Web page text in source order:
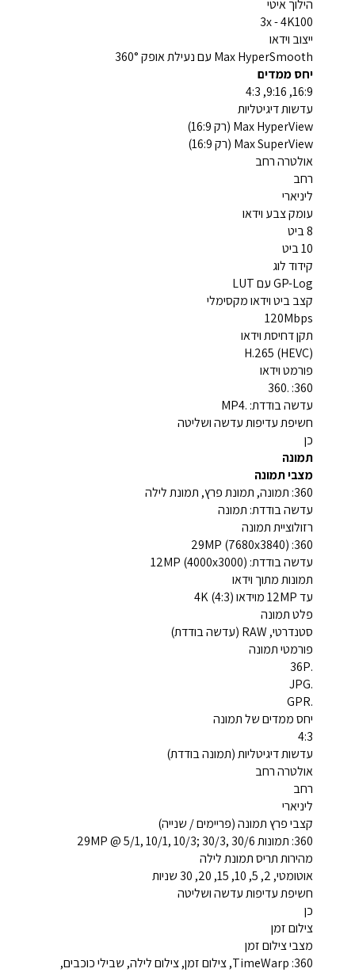
הילוך איטי
3x - 4K100
ייצוב וידאו
Max HyperSmooth עם נעילת אופק 360°
יחס ממדים
16:9, 9:16, 4:3
עדשות דיגיטליות
Max HyperView (רק 16:9)
Max SuperView (רק 16:9)
אולטרה רחב
רחב
ליניארי
עומק צבע וידאו
8 ביט
10 ביט
קידוד לוג
GP-Log עם LUT
קצב ביט וידאו מקסימלי
120Mbps
תקן דחיסת וידאו
H.265 (HEVC)
פורמט וידאו
360: .360
עדשה בודדת: .MP4
חשיפת עדיפות עדשה ושליטה
כן
תמונה
מצבי תמונה
360: תמונה, תמונת פרץ, תמונת לילה
עדשה בודדת: תמונה
רזולוציית תמונה
360: 29MP (7680x3840)
עדשה בודדת: 12MP (4000x3000)
תמונות מתוך וידאו
עד 12MP מוידאו 4K (4:3)
פלט תמונה
סטנדרטי, RAW (עדשה בודדת)
פורמטי תמונה
.36P
.JPG
.GPR
יחס ממדים של תמונה
4:3
עדשות דיגיטליות (תמונה בודדת)
אולטרה רחב
רחב
ליניארי
קצבי פרץ תמונה (פריימים / שנייה)
360: תמונות 29MP @ 5/1, 10/1, 10/3; 30/3, 30/6
מהירות תריס תמונת לילה
אוטומטי, 2, 5, 10, 15, 20, 30 שניות
חשיפת עדיפות עדשה ושליטה
כן
צילום זמן
מצבי צילום זמן
360: TimeWarp, צילום זמן, צילום לילה, שבילי כוכבים,